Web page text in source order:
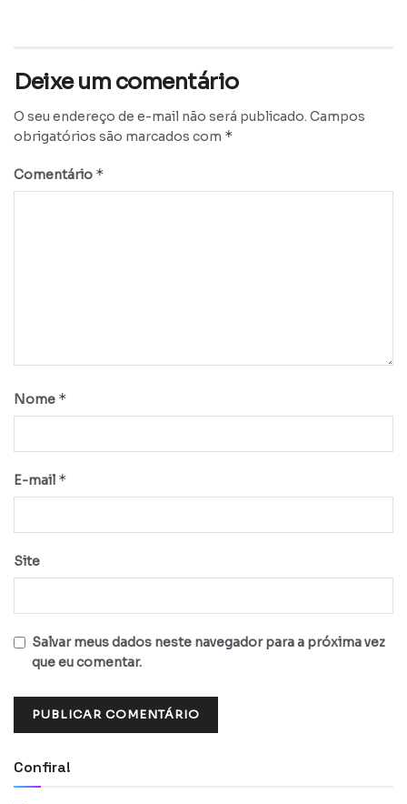
Deixe um comentário
O seu endereço de e-mail não será publicado. Campos
obrigatórios são marcados com *
Comentário *
Nome *
E-mail *
Site
Salvar meus dados neste navegador para a próxima vez
que eu comentar.
Confira!